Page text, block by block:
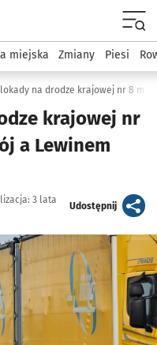
Komunikacja
miejska Zmiany Piesi
na drodze krajowej nr 8
krajowej nr
a Lewinem
3 lata
Udostępnijartykuł